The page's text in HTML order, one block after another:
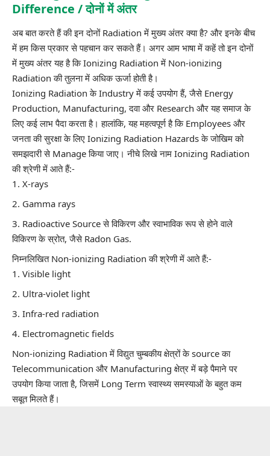
Difference / दोनों में अंतर
अब बात करते हैं की इन दोनों Radiation में मुख्य अंतर क्या है? और इनके बीच
में हम किस प्रकार से पहचान कर सकते हैं। अगर आम भाषा में कहें तो इन दोनों
में मुख्य अंतर यह है कि Ionizing Radiation में Non-ionizing
Radiation की तुलना में अधिक ऊर्जा होती है।
Ionizing Radiation के Industry में कई उपयोग हैं, जैसे Energy
Production, Manufacturing, दवा और Research और यह समाज के
लिए कई लाभ पैदा करता है। हालांकि, यह महत्वपूर्ण है कि Employees और
जनता की सुरक्षा के लिए Ionizing Radiation Hazards के जोखिम को
समझदारी से Manage किया जाए। नीचे लिखे नाम Ionizing Radiation
की श्रेणी में आते हैं:-
X-rays
Gamma rays
Radioactive Source से विकिरण और स्वाभाविक रूप से होने वाले
विकिरण के स्रोत, जैसे Radon Gas.
निम्नलिखित Non-ionizing Radiation की श्रेणी में आते हैं:-
Visible light
Ultra-violet light
Infra-red radiation
Electromagnetic fields
Non-ionizing Radiation में विद्युत चुम्बकीय क्षेत्रों के source का
Telecommunication और Manufacturing क्षेत्र में बड़े पैमाने पर
उपयोग किया जाता है, जिसमें Long Term स्वास्थ्य समस्याओं के बहुत कम
सबूत मिलते हैं।